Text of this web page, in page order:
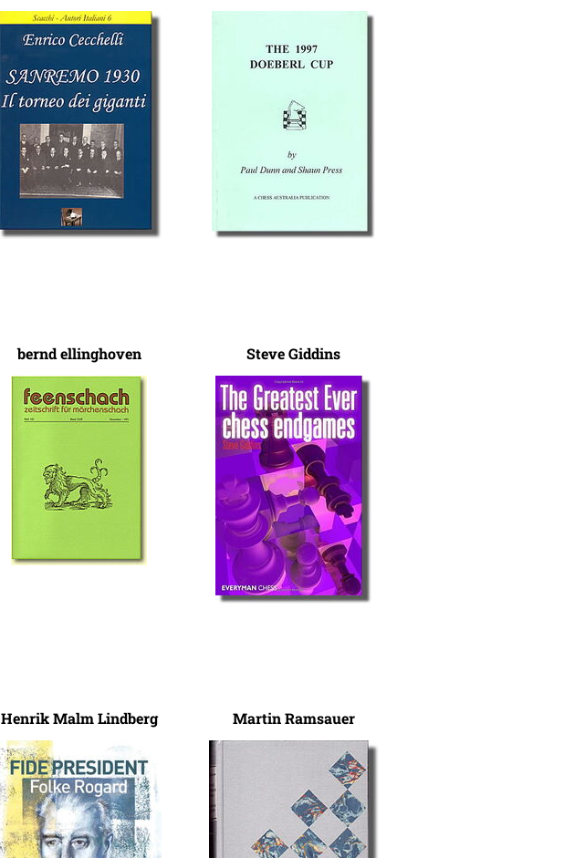
bernd ellinghoven Steve Giddins
Henrik Malm Lindberg Martin Ramsauer